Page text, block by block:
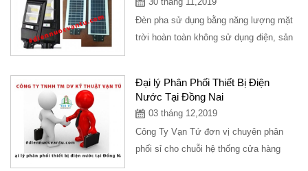
Đèn pha sử dụng bằng năng lượng mặt
trời hoàn toàn không sử dụng điện, sản
Đại lý Phân Phối Thiết Bị Điện
Nước Tại Đồng Nai
03 tháng 12,2019
Công Ty Vạn Tứ đơn vị chuyên phân
phối sỉ cho chuỗi hệ thống cửa hàng